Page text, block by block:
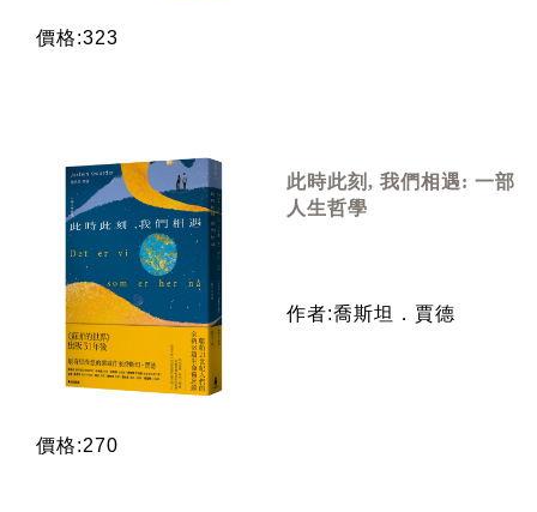
價格:323
此時此刻, 我們相遇: 一部
人生哲學
作者:喬斯坦．賈德
價格:270